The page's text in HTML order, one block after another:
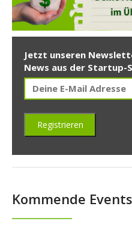
Jetzt unseren
News aus der Startup-
Kommende Events